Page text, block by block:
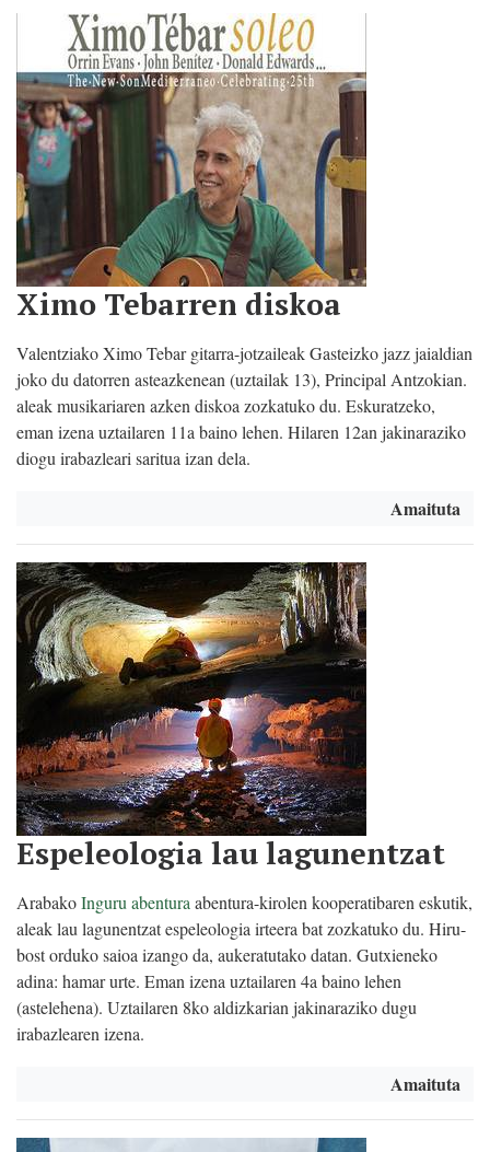
Ximo Tebarren diskoa
Valentziako Ximo Tebar gitarra-jotzaileak Gasteizko jazz jaialdian
joko du datorren asteazkenean (uztailak 13), Principal Antzokian.
aleak musikariaren azken diskoa zozkatuko du. Eskuratzeko,
eman izena uztailaren 11a baino lehen. Hilaren 12an jakinaraziko
diogu irabazleari saritua izan dela.
Amaituta
Espeleologia lau lagunentzat
ArabakoInguru abenturaabentura-kirolen kooperatibaren eskutik,
aleak lau lagunentzat espeleologia irteera bat zozkatuko du. Hiru-
bost orduko saioa izango da, aukeratutako datan. Gutxieneko
adina: hamar urte. Eman izena uztailaren 4a baino lehen
(astelehena). Uztailaren 8ko aldizkarian jakinaraziko dugu
irabazlearen izena.
Amaituta